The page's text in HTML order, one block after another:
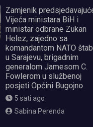
Zamjenik
Vijeća ministara BiH i
ministar odbrane Zukan
Helez, zajedno sa
komandantom NATO
u Sarajevu, brigadnim
generalom Jamesom C.
Fowlerom u službenoj
posjeti Općini Bugojno
5 sati ago
Sabina Perenda